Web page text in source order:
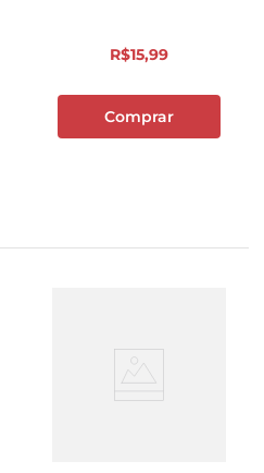
R$15,99
Comprar